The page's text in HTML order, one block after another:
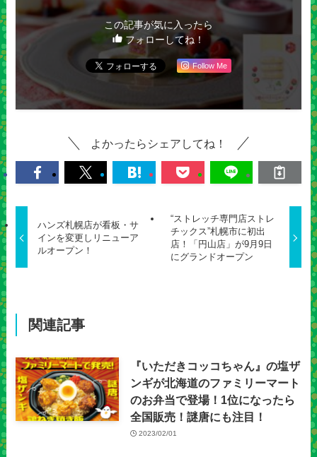
この記事が気に入ったら
フォローしてね！
Follow Me
よかったらシェアしてね！
ハンズ札幌店が看板・サ
インを変更しリニューア
ルオープン！
“ストレッチ専門店ストレ
チックス”札幌市に初出
店！「円山店」が9月9日
にグランドオープン
関連記事
『いただきコッコちゃん』の塩ザ
ンギが北海道のファミリーマート
のお弁当で登場！1位になったら
全国販売！謎唐にも注目！
2023/02/01